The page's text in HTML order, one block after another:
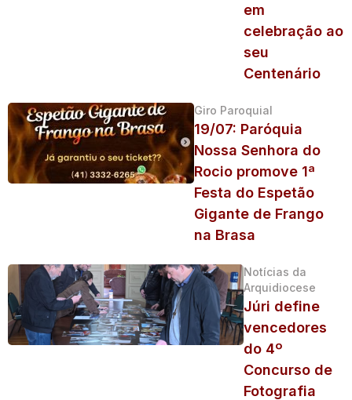
em
celebração ao
seu
Centenário
Giro Paroquial
19/07: Paróquia
Nossa Senhora do
Rocio promove 1ª
Festa do Espetão
Gigante de Frango
na Brasa
Notícias da
Arquidiocese
Júri define
vencedores
do 4º
Concurso de
Fotografia